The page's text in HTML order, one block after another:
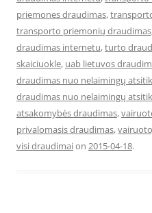
priemones draudimas,
transporto priemonių draudimas
draudimas internetu,turto
skaiciuokle, uab lietuvos
draudimas nuo nelaimingų
draudimas nuo nelaimingų
atsakomybės draudimas,
privalomasis draudimas,
visi draudimaion 2015-04-18.